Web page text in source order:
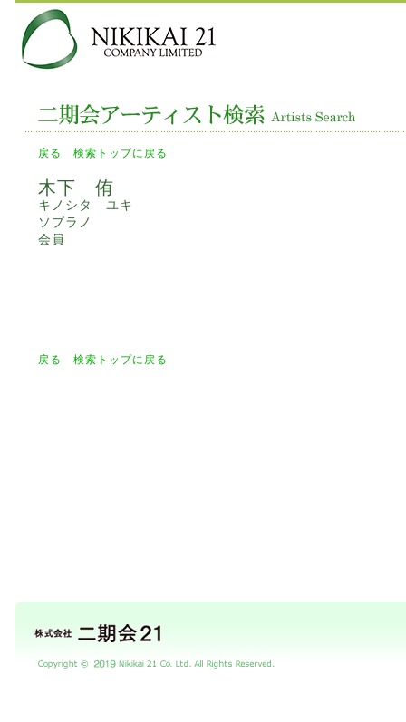
戻る 検索トップに戻る
木下 侑
キノシタ ユキ
ソプラノ
会員
戻る 検索トップに戻る